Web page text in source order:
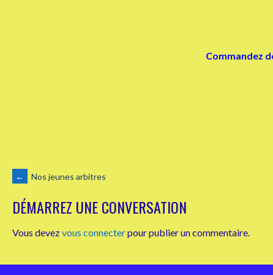
Commandez
NAVIGATION
DES
← Nos jeunes arbitres
DÉMARREZ UNE CONVERSATION
Vous devezvous connecterpour publier un commentaire.